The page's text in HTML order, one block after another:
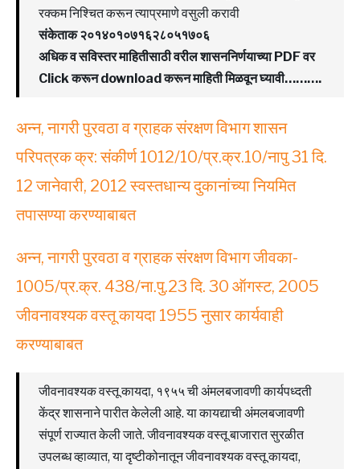
रक्कम निश्चित करून त्याप्रमाणे वसुली करावी
संकेताक २०१४०१०७१६२८०५१७०६
अधिक व सविस्तर माहितीसाठी वरील शासननिर्णयाच्या PDF वर
Click करून download करून माहिती मिळवून घ्यावी……….
अन्न, नागरी पुरवठा व ग्राहक संरक्षण विभाग शासन
परिपत्रक क्र: संकीर्ण 1012/10/प्र.क्र.10/नापु 31 दि.
12 जानेवारी, 2012 स्वस्तधान्य दुकानांच्या नियमित
तपासण्या करण्याबाबत
अन्न, नागरी पुरवठा व ग्राहक संरक्षण विभाग जीवका-
1005/प्र.क्र. 438/ना.पु.23 दि. 30 ऑगस्ट, 2005
जीवनावश्यक वस्तू कायदा 1955 नुसार कार्यवाही
करण्याबाबत
जीवनावश्यक वस्तू कायदा, १९५५ ची अंमलबजावणी कार्यपध्दती
केंद्र शासनाने पारीत केलेली आहे. या कायद्याची अंमलबजावणी
संपूर्ण राज्यात केली जाते. जीवनावश्यक वस्तू बाजारात सुरळीत
उपलब्ध व्हाव्यात, या दृष्टीकोनातून जीवनावश्यक वस्तू कायदा,